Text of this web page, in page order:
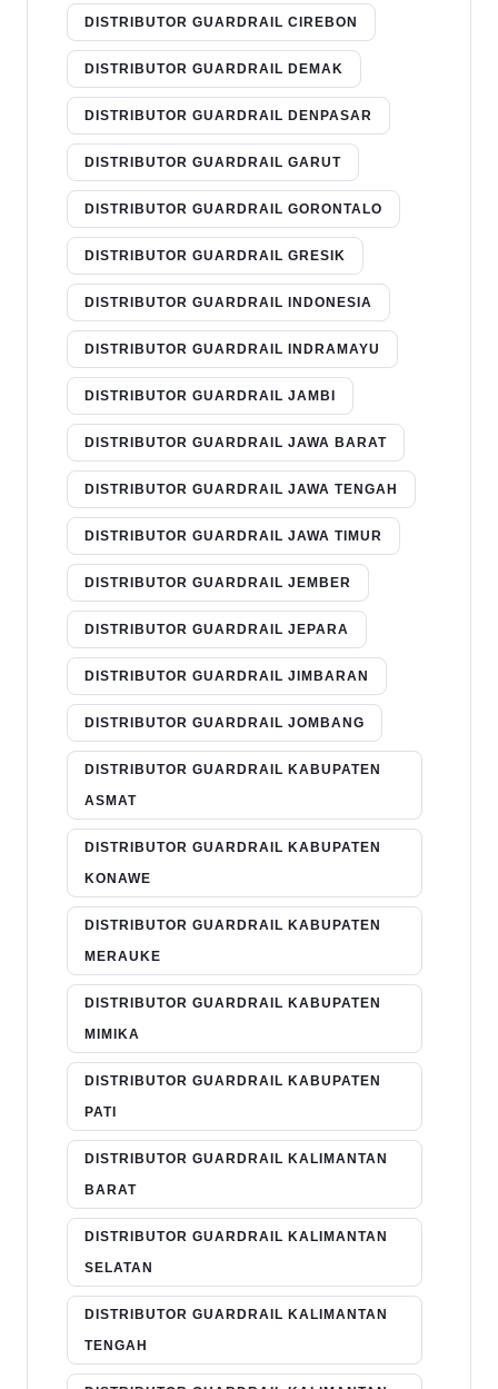
DISTRIBUTOR GUARDRAIL CIREBON
DISTRIBUTOR GUARDRAIL DEMAK
DISTRIBUTOR GUARDRAIL DENPASAR
DISTRIBUTOR GUARDRAIL GARUT
DISTRIBUTOR GUARDRAIL GORONTALO
DISTRIBUTOR GUARDRAIL GRESIK
DISTRIBUTOR GUARDRAIL INDONESIA
DISTRIBUTOR GUARDRAIL INDRAMAYU
DISTRIBUTOR GUARDRAIL JAMBI
DISTRIBUTOR GUARDRAIL JAWA BARAT
DISTRIBUTOR GUARDRAIL JAWA TENGAH
DISTRIBUTOR GUARDRAIL JAWA TIMUR
DISTRIBUTOR GUARDRAIL JEMBER
DISTRIBUTOR GUARDRAIL JEPARA
DISTRIBUTOR GUARDRAIL JIMBARAN
DISTRIBUTOR GUARDRAIL JOMBANG
DISTRIBUTOR GUARDRAIL KABUPATEN
ASMAT
DISTRIBUTOR GUARDRAIL KABUPATEN
KONAWE
DISTRIBUTOR GUARDRAIL KABUPATEN
MERAUKE
DISTRIBUTOR GUARDRAIL KABUPATEN
MIMIKA
DISTRIBUTOR GUARDRAIL KABUPATEN
PATI
DISTRIBUTOR GUARDRAIL KALIMANTAN
BARAT
DISTRIBUTOR GUARDRAIL KALIMANTAN
SELATAN
DISTRIBUTOR GUARDRAIL KALIMANTAN
TENGAH